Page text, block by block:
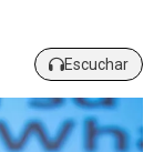
Escuchar